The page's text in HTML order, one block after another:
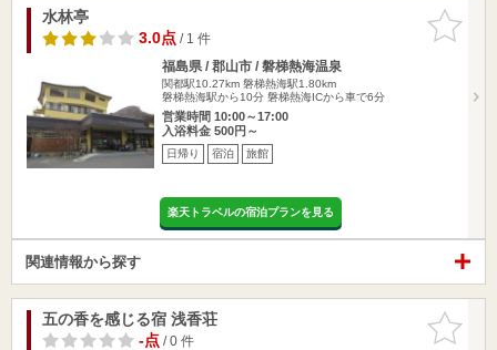
お気に入
りに追加
水林亭
3.0点/ 1 件
福島県 / 郡山市 / 磐梯熱海温泉
関都駅10.27km 磐梯熱海駅1.80km
磐梯熱海駅から10分 磐梯熱海ICから車で6分
営業時間 10:00～17:00
入浴料金 500円～
日帰り 宿泊 旅館
楽天トラベルの宿泊プランを見る
関連情報から探す
お気に入
りに追加
五の香を感じる宿 浅香荘
-点/ 0 件